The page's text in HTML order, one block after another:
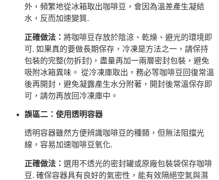
外，頻繁地從冰箱取出咖啡豆，會因為溫差產生凝結
水，反而加速變質.
正確做法： 將咖啡豆存放於陰涼、乾燥、避光的環境即
可. 如果真的要做長期保存，冷凍是方法之一，請保持
包裝的完整(勿拆封)，盡量再加一兩層密封包裝，避免
吸附冰箱異味。 從冷凍庫取出，務必等咖啡豆回復常溫
後再開封，避免凝露產生水分附著，開封後常溫保存即
可，請勿再放回冷凍庫中。
誤區二：使用透明容器
透明容器雖然方便辨識咖啡豆的種類，但無法阻擋光
線，容易加速咖啡豆氧化.
正確做法： 選用不透光的密封罐或原廠包裝袋保存咖啡
豆. 確保容器具有良好的氣密性，能有效隔絕空氣與濕